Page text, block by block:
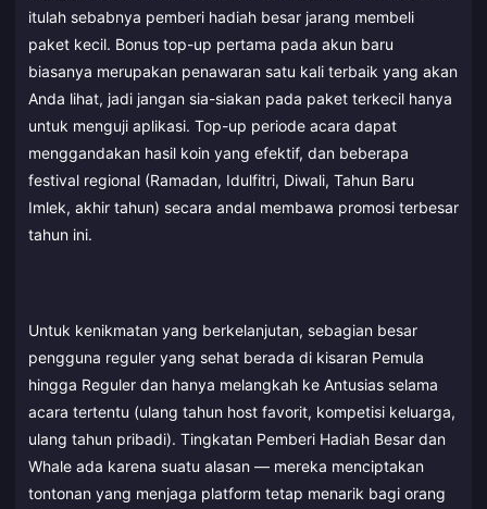
itulah sebabnya pemberi hadiah besar jarang membeli
paket kecil. Bonus top-up pertama pada akun baru
biasanya merupakan penawaran satu kali terbaik yang akan
Anda lihat, jadi jangan sia-siakan pada paket terkecil hanya
untuk menguji aplikasi. Top-up periode acara dapat
menggandakan hasil koin yang efektif, dan beberapa
festival regional (Ramadan, Idulfitri, Diwali, Tahun Baru
Imlek, akhir tahun) secara andal membawa promosi terbesar
tahun ini.
Untuk kenikmatan yang berkelanjutan, sebagian besar
pengguna reguler yang sehat berada di kisaran Pemula
hingga Reguler dan hanya melangkah ke Antusias selama
acara tertentu (ulang tahun host favorit, kompetisi keluarga,
ulang tahun pribadi). Tingkatan Pemberi Hadiah Besar dan
Whale ada karena suatu alasan — mereka menciptakan
tontonan yang menjaga platform tetap menarik bagi orang